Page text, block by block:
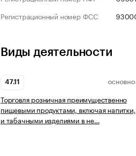
Регистрационный номер ФСС
Виды деятельности
47.11
Торговля розничная преимущественно
пищевыми продуктами, включая напитки,
и табачными изделиями в не…